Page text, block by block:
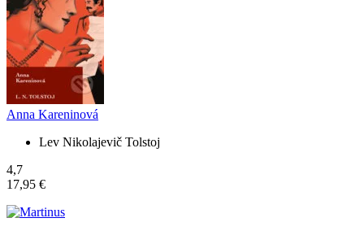
Anna Kareninová
Lev Nikolajevič Tolstoj
4,7
17,95 €